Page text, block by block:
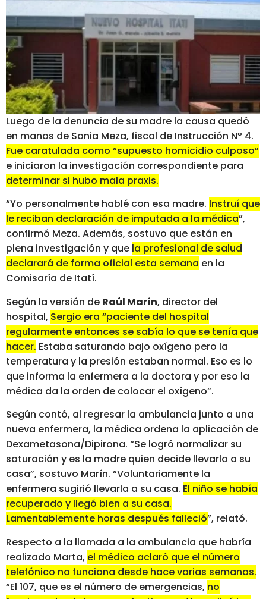
Luego de la denuncia de su madre la causa quedó
en manos de Sonia Meza, fiscal de Instrucción Nº 4.
Fue caratulada como “supuesto homicidio culposo”
e iniciaron la investigación correspondiente para
determinar si hubo mala praxis.
“Yo personalmente hablé con esa madre. Instruí que
le reciban declaración de imputada a la médica”,
confirmó Meza. Además, sostuvo que están en
plena investigación y que la profesional de salud
declarará de forma oficial esta semana en la
Comisaría de Itatí.
Según la versión de Raúl Marín, director del
hospital, Sergio era “paciente del hospital
regularmente entonces se sabía lo que se tenía que
hacer. Estaba saturando bajo oxígeno pero la
temperatura y la presión estaban normal. Eso es lo
que informa la enfermera a la doctora y por eso la
médica da la orden de colocar el oxígeno”.
Según contó, al regresar la ambulancia junto a una
nueva enfermera, la médica ordena la aplicación de
Dexametasona/Dipirona. “Se logró normalizar su
saturación y es la madre quien decide llevarlo a su
casa”, sostuvo Marín. “Voluntariamente la
enfermera sugirió llevarla a su casa. El niño se había
recuperado y llegó bien a su casa.
Lamentablemente horas después falleció”, relató.
Respecto a la llamada a la ambulancia que habría
realizado Marta, el médico aclaró que el número
telefónico no funciona desde hace varias semanas.
“El 107, que es el número de emergencias, no